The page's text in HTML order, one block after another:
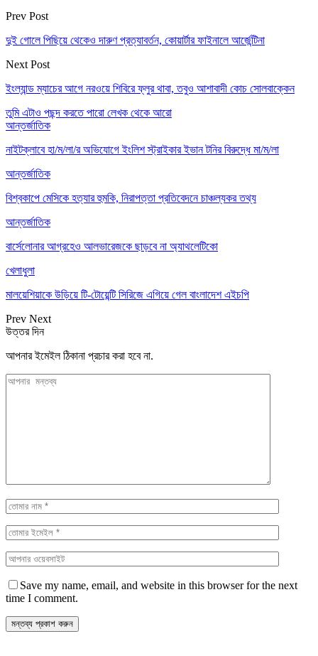
Prev Post
দুই গোলে পিছিয়ে থেকেও দারুণ প্রত্যাবর্তন, কোয়ার্টার ফাইনালে আর্জেন্টিনা
Next Post
ইংল্যান্ড ম্যাচের আগে নরওয়ে শিবিরে ফ্লুর থাবা, তবুও আশাবাদী কোচ সোলবাক্কেন
তুমি এটাও পছন্দ করতে পারো লেখক থেকে আরো
আন্তর্জাতিক
নাইটক্লাবে হা/ম/লা/র অভিযোগে ইংলিশ স্ট্রাইকার ইভান টনির বিরুদ্ধে মা/ম/লা
আন্তর্জাতিক
বিশ্বকাপে মেসিকে হত্যার হুমকি, নিরাপত্তা প্রতিবেদনে চাঞ্চল্যকর তথ্য
আন্তর্জাতিক
বার্সেলোনার আগ্রহেও আলভারেজকে ছাড়বে না অ্যাথলেটিকো
খেলাধুলা
মালয়েশিয়াকে উড়িয়ে টি-টোয়েন্টি সিরিজে এগিয়ে গেল বাংলাদেশ এইচপি
Prev Next
উত্তর দিন
আপনার ইমেইল ঠিকানা প্রচার করা হবে না.
Save my name, email, and website in this browser for the next
time I comment.